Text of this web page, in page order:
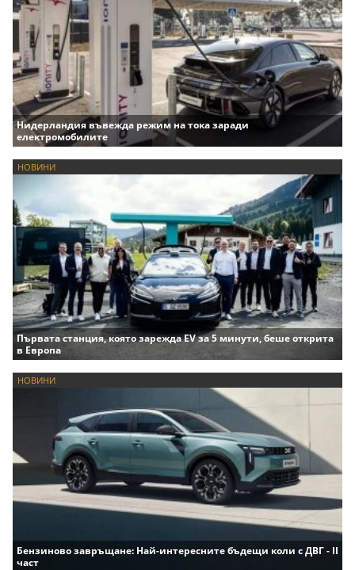
Нидерландия въвежда режим на тока заради
електромобилите
НОВИНИ
Първата станция, която зарежда EV за 5 минути, беше открита
в Европа
НОВИНИ
Бензиново завръщане: Най-интересните бъдещи коли с ДВГ - II
част